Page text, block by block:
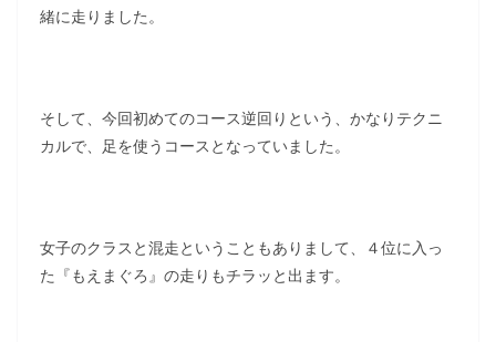
緒に走りました。
そして、今回初めてのコース逆回りという、かなりテクニ
カルで、足を使うコースとなっていました。
女子のクラスと混走ということもありまして、４位に入っ
た『もえまぐろ』の走りもチラッと出ます。